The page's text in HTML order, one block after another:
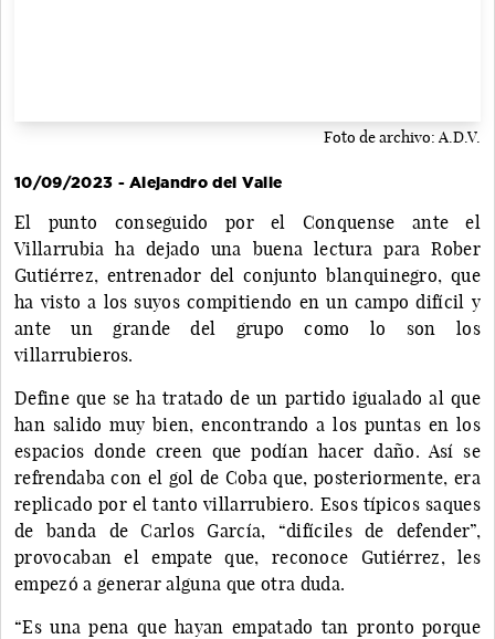
Foto de archivo: A.D.V.
10/09/2023 - Alejandro del Valle
El punto conseguido por el Conquense ante el
Villarrubia ha dejado una buena lectura para Rober
Gutiérrez, entrenador del conjunto blanquinegro, que
ha visto a los suyos compitiendo en un campo difícil y
ante un grande del grupo como lo son los
villarrubieros.
Define que se ha tratado de un partido igualado al que
han salido muy bien, encontrando a los puntas en los
espacios donde creen que podían hacer daño. Así se
refrendaba con el gol de Coba que, posteriormente, era
replicado por el tanto villarrubiero. Esos típicos saques
de banda de Carlos García, “difíciles de defender”,
provocaban el empate que, reconoce Gutiérrez, les
empezó a generar alguna que otra duda.
“Es una pena que hayan empatado tan pronto porque